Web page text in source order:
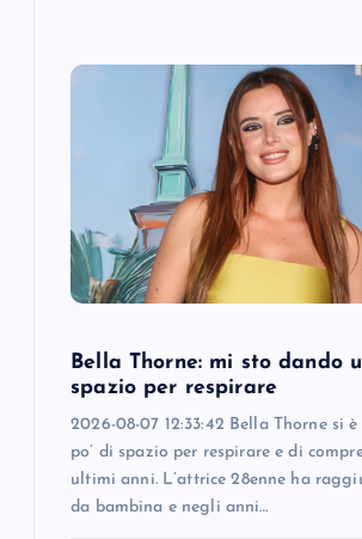
Bella Thorne: mi sto dando
spazio per respirare
2026-08-07 12:33:42 Bella Thorne si è
po’ di spazio per respirare e di
ultimi anni. L’attrice 28enne ha
da bambina e negli anni…